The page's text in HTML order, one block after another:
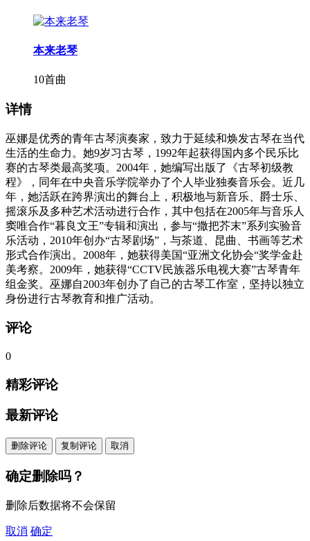
本来老琴
10首曲
详情
巫娜是优秀的青年古琴演奏家，致力于延续和焕发古琴在当代
生活的生命力。她9岁习古琴，1992年起获得国内多个民乐比
赛的古琴类最高奖项。2004年，她编写出版了《古琴初级教
程》，同年在中央音乐学院举办了个人毕业独奏音乐会。近几
年，她活跃在跨界演出的舞台上，积极地与新音乐、爵士乐、
摇滚乐及多种艺术活动进行合作，其中包括在2005年与音乐人
窦唯合作“暮良文王”专辑和演出，参与“撒把芥末”系列实验音
乐活动，2010年创办“古琴剧场”，与茶道、昆曲、书画等艺术
形式合作演出。2008年，她获得美国“亚洲文化协会“奖学金赴
美考察。2009年，她获得“CCTV民族器乐电视大赛”古琴青年
组金奖。巫娜自2003年创办了自己的古琴工作室，坚持以独立
身份进行古琴教育和推广活动。
评论
0
精彩评论
最新评论
删除评论 复制评论 取消
确定删除吗？
删除后数据将不会保留
取消 确定